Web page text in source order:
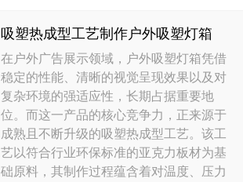
吸塑热成型工艺制作户外吸塑灯箱
在户外广告展示领域，户外吸塑灯箱凭借
稳定的性能、清晰的视觉呈现效果以及对
复杂环境的强适应性，长期占据重要地
位。而这一产品的核心竞争力，正来源于
成熟且不断升级的吸塑热成型工艺。该工
艺以符合行业环保标准的亚克力板材为基
础原料，其制作过程蕴含着对温度、压力